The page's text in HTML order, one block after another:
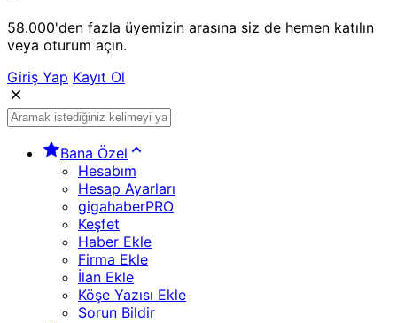
58.000'den fazla üyemizin arasına siz de hemen katılın
veya oturum açın.
Giriş Yap Kayıt Ol
Bana Özel
Hesabım
Hesap Ayarları
gigahaberPRO
Keşfet
Haber Ekle
Firma Ekle
İlan Ekle
Köşe Yazısı Ekle
Sorun Bildir